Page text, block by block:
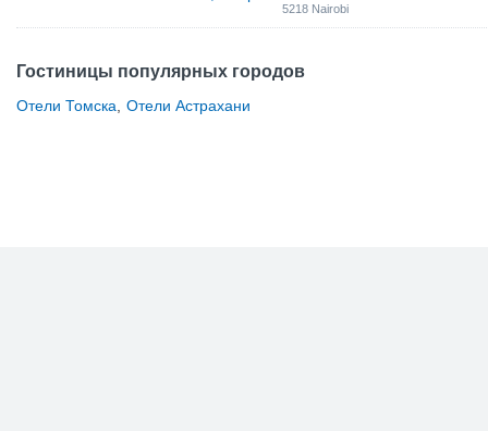
5218 Nairobi
Гостиницы популярных городов
Отели Томска Отели Астрахани